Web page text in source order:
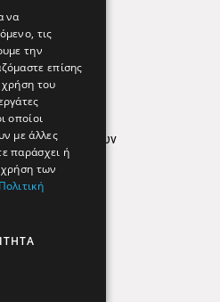
Φαρμακεία
Χρήσης
δεδομένων
Media
να
τις
την
επίσης
του
οποίοι
με άλλες
παράσχει ή
των
Πολιτική